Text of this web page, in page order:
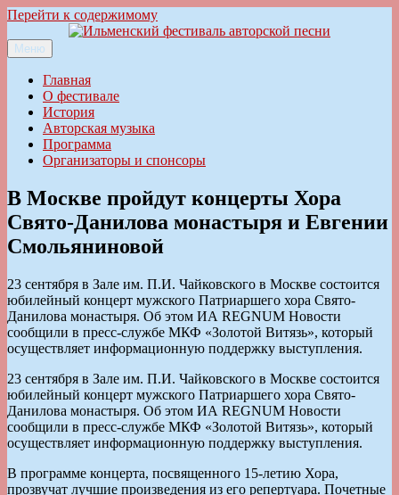
Перейти к содержимому
Ильменский фестиваль авторской песни
Меню
Главная
О фестивале
История
Авторская музыка
Программа
Организаторы и спонсоры
В Москве пройдут концерты Хора
Свято-Данилова монастыря и Евгении
Смольяниновой
23 сентября в Зале им. П.И. Чайковского в Москве состоится
юбилейный концерт мужского Патриаршего хора Свято-
Данилова монастыря. Об этом ИА REGNUM Новости
сообщили в пресс-службе МКФ «Золотой Витязь», который
осуществляет информационную поддержку выступления.
23 сентября в Зале им. П.И. Чайковского в Москве состоится
юбилейный концерт мужского Патриаршего хора Свято-
Данилова монастыря. Об этом ИА REGNUM Новости
сообщили в пресс-службе МКФ «Золотой Витязь», который
осуществляет информационную поддержку выступления.
В программе концерта, посвященного 15-летию Хора,
прозвучат лучшие произведения из его репертуара. Почетные